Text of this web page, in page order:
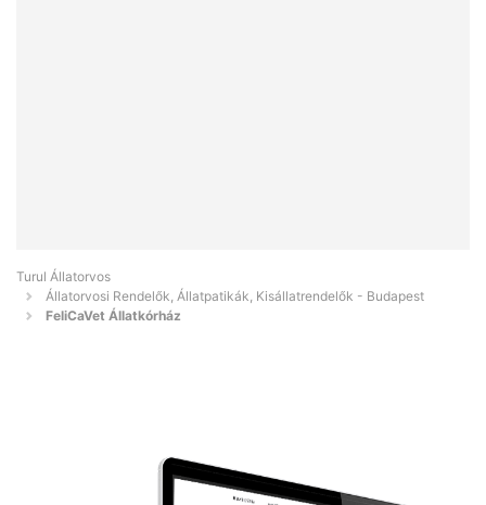
Turul Állatorvos
Állatorvosi Rendelők, Állatpatikák, Kisállatrendelők - Budapest
FeliCaVet Állatkórház